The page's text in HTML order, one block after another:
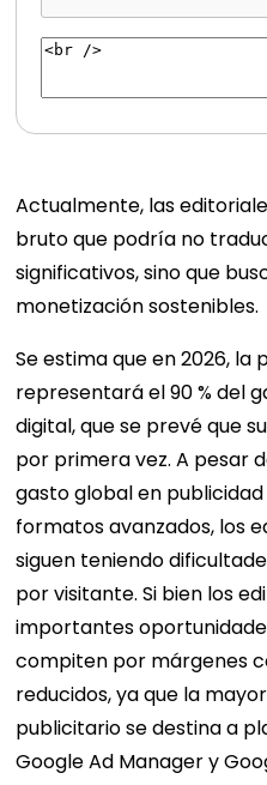
Actualmente, las
bruto que podría no
significativos, sino que
monetización sostenibles.
Se estima que en 2026,
representará el 90 % del
digital, que se prevé que
por primera vez. A pesar
gasto global en
formatos avanzados, los
siguen teniendo
por visitante. Si bien los
importantes
compiten por márgenes
reducidos, ya que la
publicitario se destina a
Google Ad Manager y